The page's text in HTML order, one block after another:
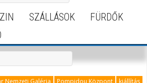
SZÁLLÁSOK
FÜRDŐK
Nemzeti Galéria Pompidou Központ kiállítás